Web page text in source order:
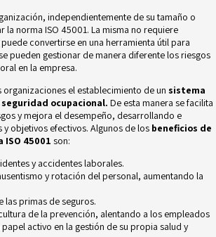
independientemente de su tamaño o
norma ISO 45001. La misma no requiere
convertirse en una herramienta útil para
pueden gestionar de manera diferente los riesgos
en la empresa.
organizaciones el establecimiento de un sistema
ocupacional. De esta manera se facilita
y mejora el desempeño, desarrollando e
objetivos efectivos. Algunos de los beneficios de
45001 son:
y accidentes laborales.
y rotación del personal, aumentando la
las primas de seguros.
de la prevención, alentando a los empleados
activo en la gestión de su propia salud y